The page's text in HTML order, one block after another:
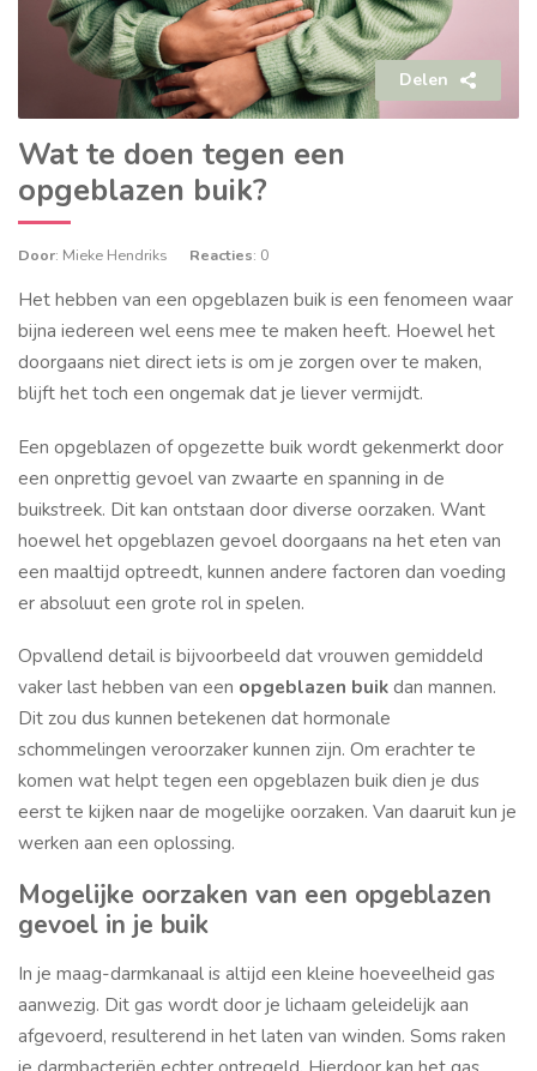
Delen
Wat te doen tegen een
opgeblazen buik?
Door: Mieke Hendriks Reacties: 0
Het hebben van een opgeblazen buik is een fenomeen waar
bijna iedereen wel eens mee te maken heeft. Hoewel het
doorgaans niet direct iets is om je zorgen over te maken,
blijft het toch een ongemak dat je liever vermijdt.
Een opgeblazen of opgezette buik wordt gekenmerkt door
een onprettig gevoel van zwaarte en spanning in de
buikstreek. Dit kan ontstaan door diverse oorzaken. Want
hoewel het opgeblazen gevoel doorgaans na het eten van
een maaltijd optreedt, kunnen andere factoren dan voeding
er absoluut een grote rol in spelen.
Opvallend detail is bijvoorbeeld dat vrouwen gemiddeld
vaker last hebben van een opgeblazen buikdan mannen.
Dit zou dus kunnen betekenen dat hormonale
schommelingen veroorzaker kunnen zijn. Om erachter te
komen wat helpt tegen een opgeblazen buik dien je dus
eerst te kijken naar de mogelijke oorzaken. Van daaruit kun je
werken aan een oplossing.
Mogelijke oorzaken van een opgeblazen
gevoel in je buik
In je maag-darmkanaal is altijd een kleine hoeveelheid gas
aanwezig. Dit gas wordt door je lichaam geleidelijk aan
afgevoerd, resulterend in het laten van winden. Soms raken